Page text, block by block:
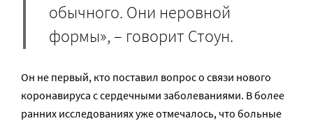
обычного. Они неровной
формы», – говорит Стоун.
Он не первый, кто поставил вопрос о связи нового
коронавируса с сердечными заболеваниями. В более
ранних исследованиях уже отмечалось, что больные